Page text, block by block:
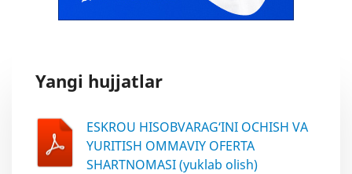
Yangi hujjatlar
ESKROU HISOBVARAG‘INI OCHISH VA
YURITISH OMMAVIY OFERTA
SHARTNOMASI (yuklab olish)